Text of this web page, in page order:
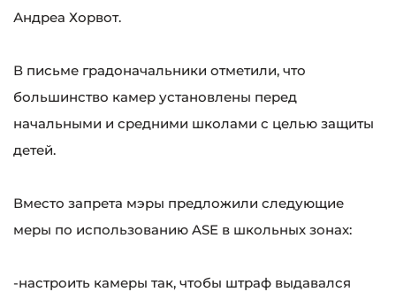
Андреа Хорвот.
В письме градоначальники отметили, что
большинство камер установлены перед
начальными и средними школами с целью защиты
детей.
Вместо запрета мэры предложили следующие
меры по использованию ASE в школьных зонах:
-настроить камеры так, чтобы штраф выдавался